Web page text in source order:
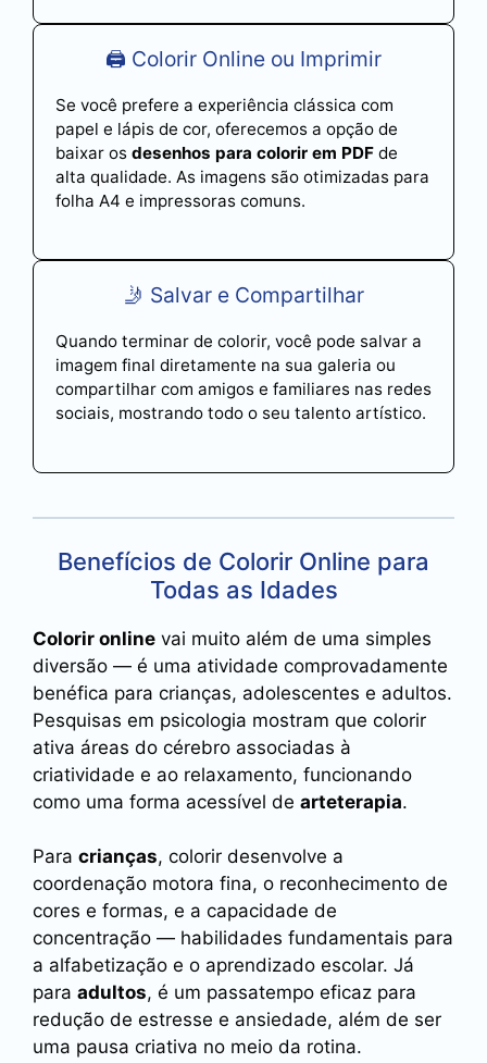
🖨️ Colorir Online ou Imprimir
Se você prefere a experiência clássica com
papel e lápis de cor, oferecemos a opção de
baixar os desenhos para colorir em PDF de
alta qualidade. As imagens são otimizadas para
folha A4 e impressoras comuns.
🤳 Salvar e Compartilhar
Quando terminar de colorir, você pode salvar a
imagem final diretamente na sua galeria ou
compartilhar com amigos e familiares nas redes
sociais, mostrando todo o seu talento artístico.
Benefícios de Colorir Online para
Todas as Idades
Colorir online vai muito além de uma simples
diversão — é uma atividade comprovadamente
benéfica para crianças, adolescentes e adultos.
Pesquisas em psicologia mostram que colorir
ativa áreas do cérebro associadas à
criatividade e ao relaxamento, funcionando
como uma forma acessível de arteterapia.
Para crianças, colorir desenvolve a
coordenação motora fina, o reconhecimento de
cores e formas, e a capacidade de
concentração — habilidades fundamentais para
a alfabetização e o aprendizado escolar. Já
para adultos, é um passatempo eficaz para
redução de estresse e ansiedade, além de ser
uma pausa criativa no meio da rotina.